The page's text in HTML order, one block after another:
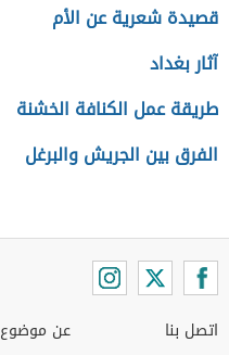
قصيدة شعرية عن الأم
آثار بغداد
طريقة عمل الكنافة الخشنة
الفرق بين الجريش والبرغل
اتصل بنا عن موضوع